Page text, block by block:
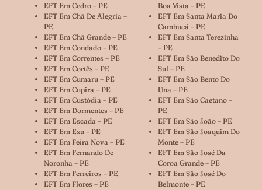
EFT Em Cedro – PE
EFT Em Chã De Alegria –
PE
EFT Em Chã Grande – PE
EFT Em Condado – PE
EFT Em Correntes – PE
EFT Em Cortês – PE
EFT Em Cumaru – PE
EFT Em Cupira – PE
EFT Em Custódia – PE
EFT Em Dormentes – PE
EFT Em Escada – PE
EFT Em Exu – PE
EFT Em Feira Nova – PE
EFT Em Fernando De
Noronha – PE
EFT Em Ferreiros – PE
EFT Em Flores – PE
Boa Vista – PE
EFT Em Santa Maria Do
Cambucá – PE
EFT Em Santa Terezinha
– PE
EFT Em São Benedito Do
Sul – PE
EFT Em São Bento Do
Una – PE
EFT Em São Caetano –
PE
EFT Em São João – PE
EFT Em São Joaquim Do
Monte – PE
EFT Em São José Da
Coroa Grande – PE
EFT Em São José Do
Belmonte – PE